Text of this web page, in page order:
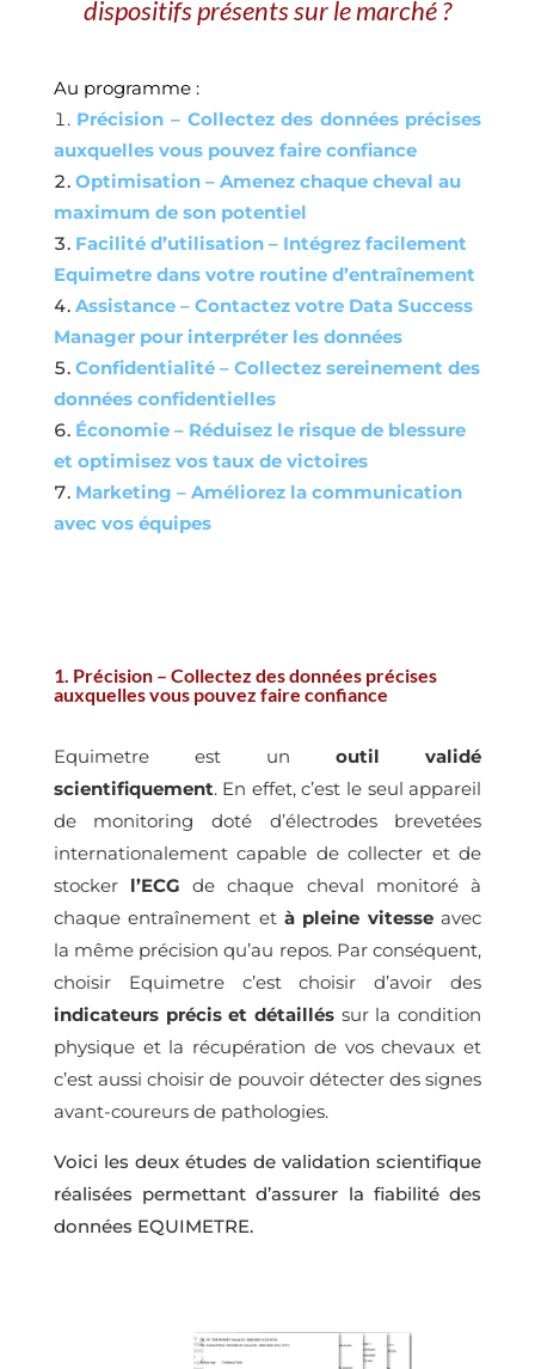
dispositifs présents sur le marché ?
Au programme :
Précision – Collectez des données précises
auxquelles vous pouvez faire confiance
Optimisation – Amenez chaque cheval au
maximum de son potentiel
Facilité d’utilisation – Intégrez facilement
Equimetre dans votre routine d’entraînement
Assistance – Contactez votre Data Success
Manager pour interpréter les données
Confidentialité – Collectez sereinement des
données confidentielles
Économie – Réduisez le risque de blessure
et optimisez vos taux de victoires
Marketing – Améliorez la communication
avec vos équipes
1. Précision – Collectez des données précises
auxquelles vous pouvez faire confiance
Equimetre est unoutil validé
scientifiquement. En effet, c’est le seul appareil
de monitoring doté d’électrodes brevetées
internationalement capable de collecter et de
stocker l’ECG de chaque cheval monitoré à
chaque entraînement et à pleine vitesseavec
la même précision qu’au repos. Par conséquent,
choisir Equimetre c’est choisir d’avoir des
indicateurs précis et détaillés sur la condition
physique et la récupération de vos chevaux et
c’est aussi choisir de pouvoir détecter des signes
avant-coureurs de pathologies.
Voici les deux études de validation scientifique
réalisées permettant d’assurer la fiabilité des
données EQUIMETRE.